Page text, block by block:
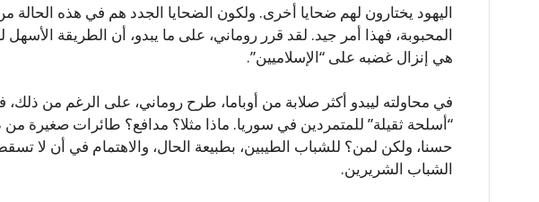
اليهود يختارون لهم ضحايا أخرى. ولكون الضحايا الجدد هم في هذه الحالة
المحبوبة، فهذا أمر جيد. لقد قرر روماني، على ما يبدو، أن الطريقة
هي إنزال غضبه على “الإسلاميين”.
في محاولته ليبدو أكثر صلابة من أوباما، طرح روماني، على الرغم من ذلك،
“أسلحة ثقيلة” للمتمردين في سوريا. ماذا مثلا؟ مدافع؟ طائرات صغيرة
حسنا، ولكن لمن؟ للشباب الطيبين، بطبيعة الحال، والاهتمام في أن لا
الشباب الشريرين.